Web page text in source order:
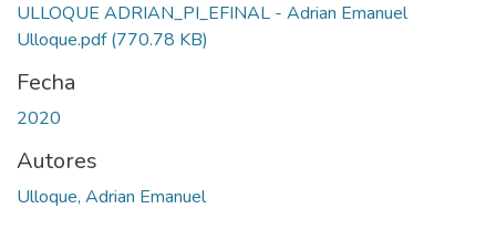
ULLOQUE ADRIAN_PI_EFINAL - Adrian Emanuel
Ulloque.pdf(770.78 KB)
Fecha
2020
Autores
Ulloque, Adrian Emanuel